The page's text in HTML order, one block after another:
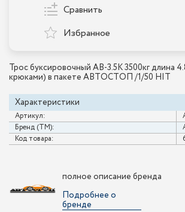
Трос буксировочный AB-3.5K 3500кг длина
крюками) в пакете АВТОСТОП /1/50 HIT
Характеристики
Артикул:
Бренд (ТМ):
Код товара:
Сравнить
Избранное
полное описание бренда
Подробнее о
бренде